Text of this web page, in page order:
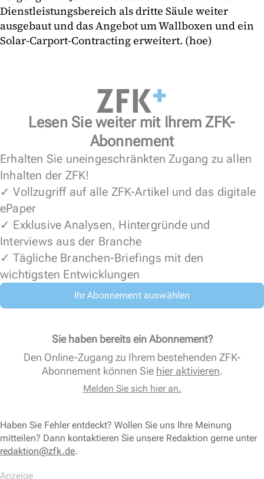
Dienstleistungsbereich als dritte Säule weiter
ausgebaut und das Angebot um Wallboxen und ein
Solar-Carport-Contracting erweitert. (hoe)
Lesen Sie weiter mit Ihrem ZFK-
Abonnement
Erhalten Sie uneingeschränkten Zugang zu allen
Inhalten der ZFK!
✓ Vollzugriff auf alle ZFK-Artikel und das digitale
ePaper
✓ Exklusive Analysen, Hintergründe und
Interviews aus der Branche
✓ Tägliche Branchen-Briefings mit den
wichtigsten Entwicklungen
Ihr Abonnement auswählen
Sie haben bereits ein Abonnement?
Den Online-Zugang zu Ihrem bestehenden ZFK-
Abonnement können Sie hier aktivieren.
Melden Sie sich hier an.
Haben Sie Fehler entdeckt? Wollen Sie uns Ihre Meinung
mitteilen? Dann kontaktieren Sie unsere Redaktion gerne unter
redaktion@zfk.de.